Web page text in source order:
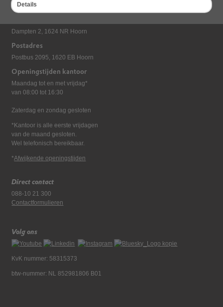
Details
Dampten 2, 1624 NR Hoorn
Postadres
Postbus 2095, 1620 EB Hoorn
Openingstijden kantoor
Maandag tot en met vrijdag*
van 08:00 tot 16:30
Zaterdag en zondag gesloten
*Kantoor is alle eerste vrijdagen
van de maand gesloten.
Wel telefonisch bereikbaar.
*Afwijkende openingstijden
Direct contact
088-10 21 300
Contactformulieren
Volg ons
KvK nummer: 58315373
btw-nummer: NL 852981806 B01